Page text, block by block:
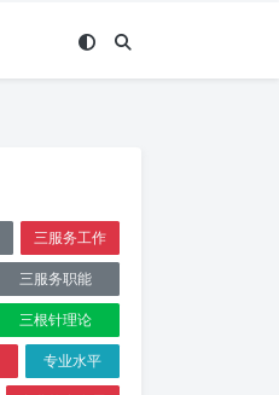
三服务工作
三服务职能
三根针理论
专业水平